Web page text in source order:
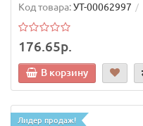
Код товара:УТ-00062997
176.65р.
В корзину
Лидер продаж!